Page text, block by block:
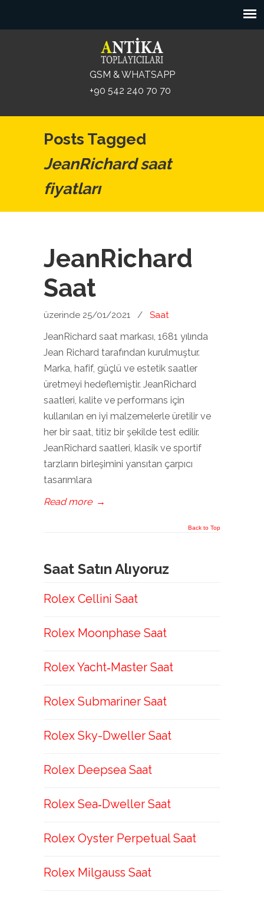
GSM & WHATSAPP
+90 542 240 70 70
Posts Tagged
JeanRichard saat
fiyatları
JeanRichard
Saat
üzerinde 25/01/2021 / Saat
JeanRichard saat markası, 1681 yılında
Jean Richard tarafından kurulmuştur.
Marka, hafif, güçlü ve estetik saatler
üretmeyi hedeflemiştir. JeanRichard
saatleri, kalite ve performans için
kullanılan en iyi malzemelerle üretilir ve
her bir saat, titiz bir şekilde test edilir.
JeanRichard saatleri, klasik ve sportif
tarzların birleşimini yansıtan çarpıcı
tasarımlara
Read more →
Back to Top
Saat Satın Alıyoruz
Rolex Cellini Saat
Rolex Moonphase Saat
Rolex Yacht‑Master Saat
Rolex Submariner Saat
Rolex Sky-Dweller Saat
Rolex Deepsea Saat
Rolex Sea‑Dweller Saat
Rolex Oyster Perpetual Saat
Rolex Milgauss Saat